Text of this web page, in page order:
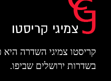
קריסטו צמיגי השדרה
בשדרות ירושלים שביפו.